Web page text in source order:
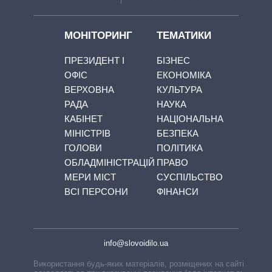
МОНІТОРИНГ
ПРЕЗИДЕНТ І
ОФІС
ВЕРХОВНА
РАДА
КАБІНЕТ
МІНІСТРІВ
ГОЛОВИ
ОБЛАДМІНІСТРАЦІЙ
МЕРИ МІСТ
ВСІ ПЕРСОНИ
ТЕМАТИКИ
БІЗНЕС
ЕКОНОМІКА
КУЛЬТУРА
НАУКА
НАЦІОНАЛЬНА
БЕЗПЕКА
ПОЛІТИКА
ПРАВО
СУСПІЛЬСТВО
ФІНАНСИ
info@slovoidilo.ua
Використання будь-яких матеріалів, розміщених на сайті,